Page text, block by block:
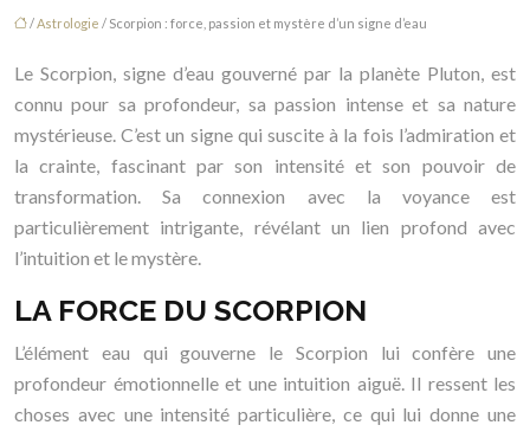
/Astrologie / Scorpion : force, passion et mystère d’un signe d’eau
Le Scorpion, signe d’eau gouverné par la planète Pluton, est
connu pour sa profondeur, sa passion intense et sa nature
mystérieuse. C’est un signe qui suscite à la fois l’admiration et
la crainte, fascinant par son intensité et son pouvoir de
transformation. Sa connexion avec la voyance est
particulièrement intrigante, révélant un lien profond avec
l’intuition et le mystère.
LA FORCE DU SCORPION
L’élément eau qui gouverne le Scorpion lui confère une
profondeur émotionnelle et une intuition aiguë. Il ressent les
choses avec une intensité particulière, ce qui lui donne une